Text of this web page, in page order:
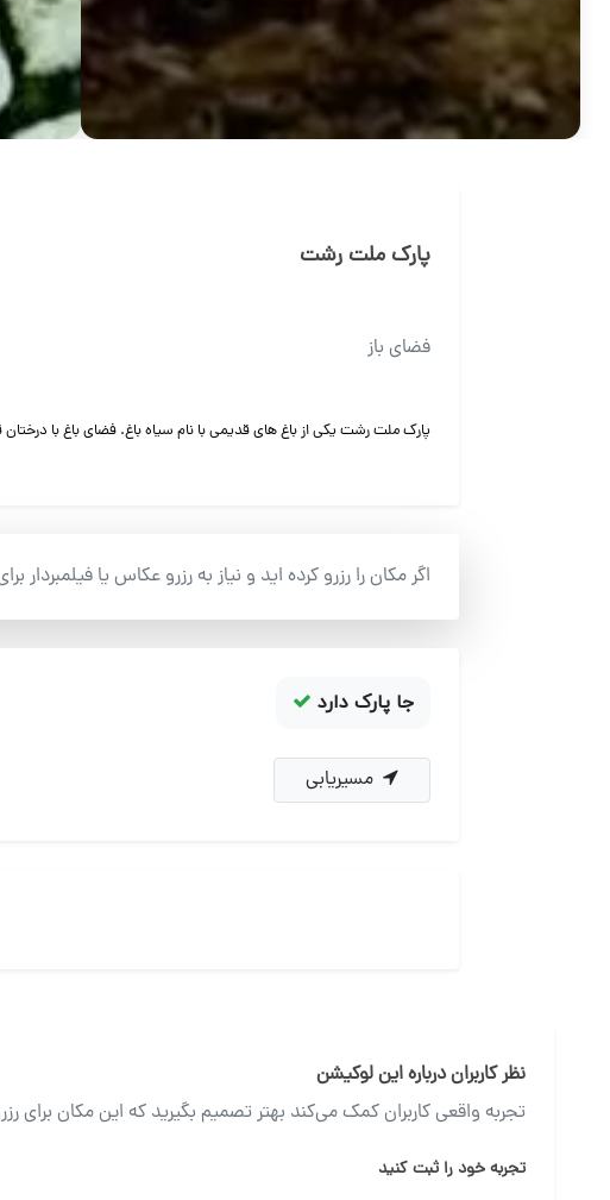
پارک ملت رشت
فضای باز
پارک ملت رشت یکی از باغ های قدیمی با نام سیاه باغ. فضای باغ با
اگر مکان را رزرو کرده اید و نیاز به رزرو عکاس یا فیلمبردار
جا پارک دارد
مسیریابی
نظر کاربران درباره این لوکیشن
تجربه واقعی کاربران کمک می‌کند بهتر تصمیم بگیرید که این مکان برای
تجربه خود را ثبت کنید